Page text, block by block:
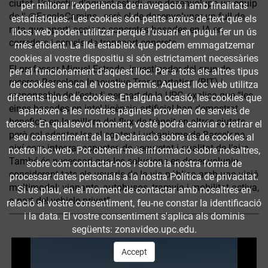
ciutat. L’objectiu d’aquest estudi, que desenvolupa un equip
de l' @EscolaCamins , serà el de desenvolupar un full de
ruta que aporti accions concretes basades en IA en
corredors i serveis de transport concrets.
El professor Miquel Estrada, investigador del grup de
recerca Barcelona Innovative Transportation (BIT) i
responsable de l’estudi per part de la UPC, explica que “les
eines basades en intel·ligència artificial han demostrat
beneficis en la millora del flux de trànsit en altres ciutats,
però cal adaptar-les al context i urbanisme de Barcelona,
així com integrar aspectes de seguretat i qualitat de l’aire.
També és necessari que les solucions es desenvolupin
considerant tots els usuaris de la via pública amb una visió
multimodal: vianants, autobusos, tramvia i mobilitat activa,
a part del vehicle privat”.
per millorar l’experiència de navegació i amb finalitats
estadístiques. Les cookies són petits arxius de text que els
llocs web poden utilitzar perquè l’usuari en pugui fer un ús
més eficient. La llei estableix que podem emmagatzemar
cookies al vostre dispositiu si són estrictament necessàries
per al funcionament d'aquest lloc. Per a tots els altres tipus
de cookies ens cal el vostre permís. Aquest lloc web utilitza
diferents tipus de cookies. En alguna ocasió, les cookies que
apareixen a les nostres pàgines provenen de serveis de
tercers. En qualsevol moment, vostè podrà canviar o retirar el
seu consentiment de la Declaració sobre ús de cookies al
nostre lloc web. Pot obtenir més informació sobre nosaltres,
sobre cóm contactar-nos i sobre la nostra forma de
processar dates personals a la nostra Política de privacitat.
Si us plau, en el moment de contactar amb nosaltres en
relació al vostre consentiment, feu-ne constar la identificació
i la data. El vostre consentiment s'aplica als dominis
següents: zonavideo.upc.edu.
Accept